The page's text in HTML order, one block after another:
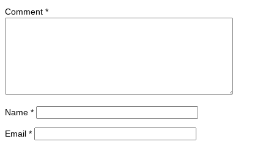
Comment *
Name *
Email *